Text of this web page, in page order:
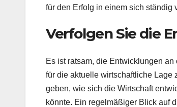
für den Erfolg in einem sich ständig
Verfolgen Sie die
Es ist ratsam, die Entwicklungen
für die aktuelle wirtschaftliche Lage
geben, wie sich die Wirtschaft
könnte. Ein regelmäßiger Blick auf